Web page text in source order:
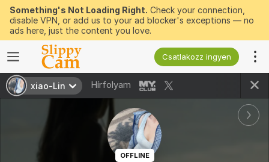
Something's Not Loading Right. Check your connection,
disable VPN, or add us to your ad blocker's exceptions — no
ads here, just the content you love.
Csatlakozz ingyen
xiao-Lin Hírfolyam
OFFLINE